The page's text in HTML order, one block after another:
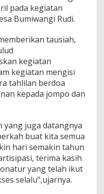
pada kegiatan
Bumiwangi Rudi.
tausiah,
kegiatan
kegiatan mengisi
tahlilan berdoa
kepada jompo dan
yang juga datangnya
buat kita semua
hari semakin tahun
terima kasih
yang telah ikut
selalu”,ujarnya.